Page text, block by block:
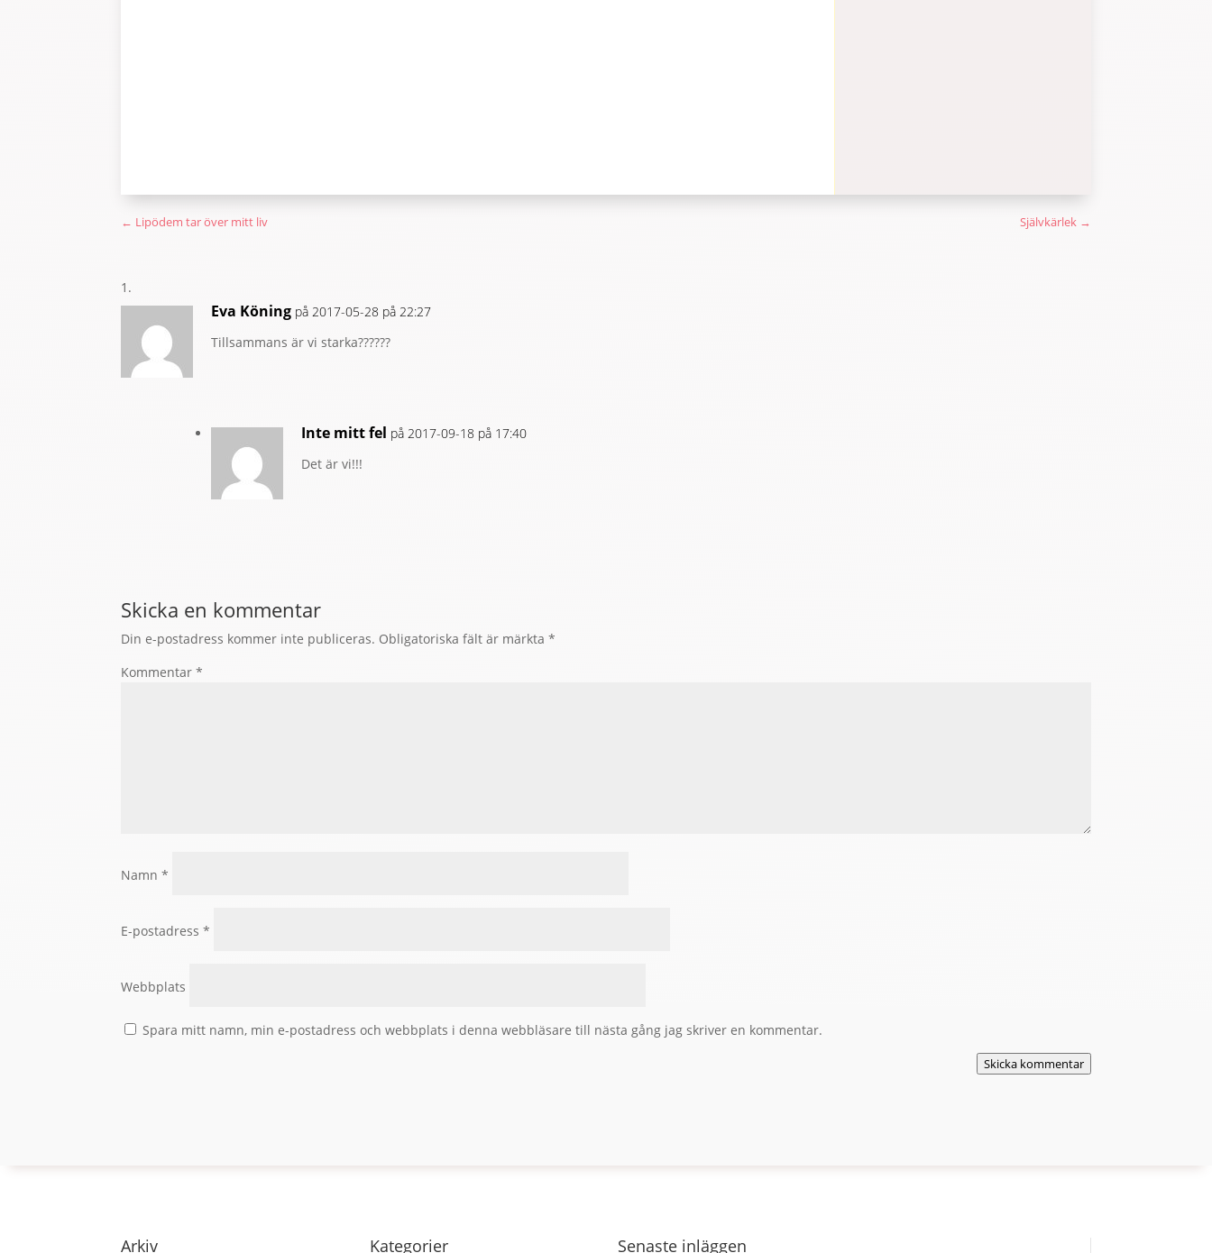
← Lipödem tar över mitt liv Självkärlek→
Eva Köning på 2017-05-28 på 22:27
Tillsammans är vi starka??????
Inte mitt fel på 2017-09-18 på 17:40
Det är vi!!!
Skicka en kommentar
Din e-postadress kommer inte publiceras. Obligatoriska fält är märkta*
Kommentar*
Namn*
E-postadress*
Webbplats
Spara mitt namn, min e-postadress och webbplats i denna webbläsare till nästa gång jag skriver en kommentar.
Skicka kommentar
Arkiv Kategorier Senaste inläggen